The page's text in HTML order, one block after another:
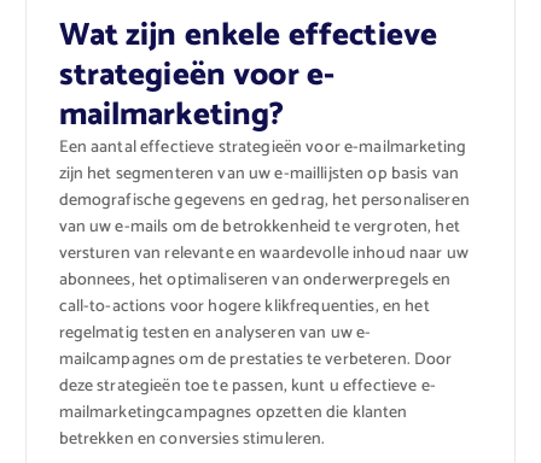
Wat zijn enkele effectieve
strategieën voor e-
mailmarketing?
Een aantal effectieve strategieën voor e-mailmarketing
zijn het segmenteren van uw e-maillijsten op basis van
demografische gegevens en gedrag, het personaliseren
van uw e-mails om de betrokkenheid te vergroten, het
versturen van relevante en waardevolle inhoud naar uw
abonnees, het optimaliseren van onderwerpregels en
call-to-actions voor hogere klikfrequenties, en het
regelmatig testen en analyseren van uw e-
mailcampagnes om de prestaties te verbeteren. Door
deze strategieën toe te passen, kunt u effectieve e-
mailmarketingcampagnes opzetten die klanten
betrekken en conversies stimuleren.